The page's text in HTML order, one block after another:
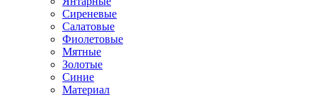
Сиреневые
Салатовые
Фиолетовые
Мятные
Золотые
Синие
Материал